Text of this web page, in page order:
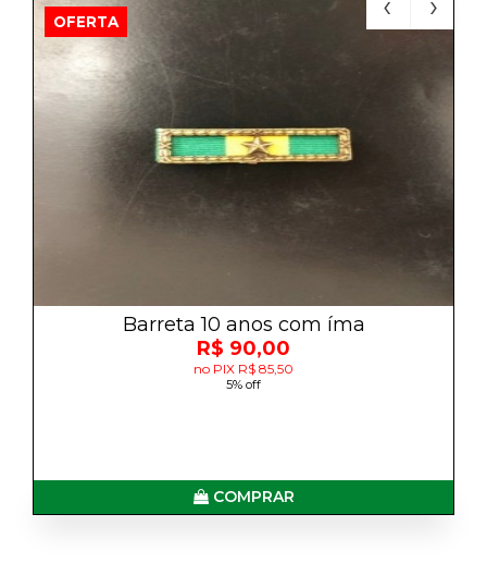
OFERTA
Barreta 10 anos com íma
R$ 90,00
no PIX R$ 85,50
5% off
COMPRAR